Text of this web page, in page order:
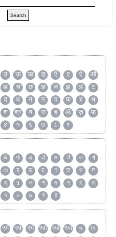
उ ऊ ऋ ऌ ऍ ए ऐ
ऑ
ङ च छ ज्ञ ज झ ञ
ट
द ध न ऩ प फ ब
भ
श श्र ष स ह ॐ ज़
फ़
४ ५ ६ ७ ८ ९
ঊ ঋ এ ঐ ও ঔ ক
খ
ঞ ঠ ড ঢ ণ ত থ
দ
য র ল শ ষ স হ
য়
৭ ৮ ৯ ৰ ৱ
ઍ એ ઐ ઑ ઓ ઔ ક
ખ